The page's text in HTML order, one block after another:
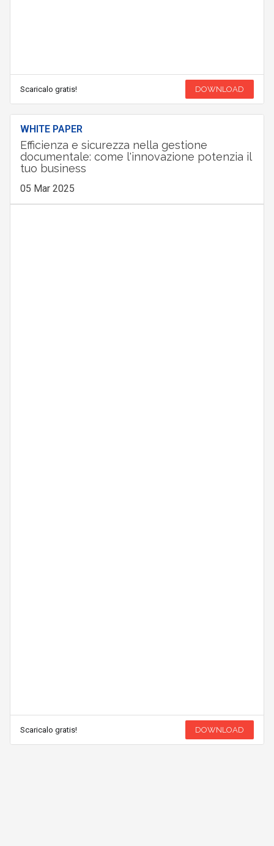
Scaricalo gratis! DOWNLOAD
WHITE PAPER
Efficienza e sicurezza nella gestione
documentale: come l'innovazione potenzia il
tuo business
05 Mar 2025
Scaricalo gratis! DOWNLOAD